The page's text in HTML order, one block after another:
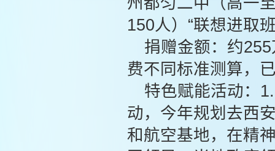
150人）“联想进取
捐赠金额：约
费不同标准测算，
特色赋能活动：
动，今年规划去西
和航空基地，在精